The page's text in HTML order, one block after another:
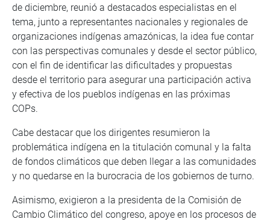
de diciembre, reunió a destacados especialistas en el
tema, junto a representantes nacionales y regionales de
organizaciones indígenas amazónicas, la idea fue contar
con las perspectivas comunales y desde el sector público,
con el fin de identificar las dificultades y propuestas
desde el territorio para asegurar una participación activa
y efectiva de los pueblos indígenas en las próximas
COPs.
Cabe destacar que los dirigentes resumieron la
problemática indígena en la titulación comunal y la falta
de fondos climáticos que deben llegar a las comunidades
y no quedarse en la burocracia de los gobiernos de turno.
Asimismo, exigieron a la presidenta de la Comisión de
Cambio Climático del congreso, apoye en los procesos de